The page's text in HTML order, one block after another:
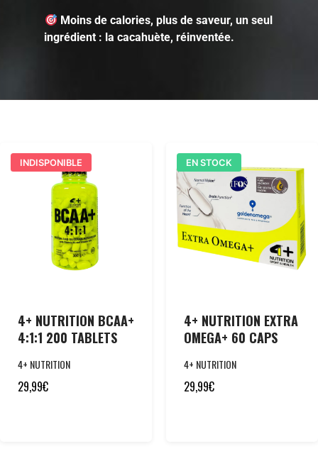
Moins de calories, plus de saveur, un seul
ingrédient : la cacahuète, réinventée.
INDISPONIBLE
4+ NUTRITION BCAA+
4:1:1 200 TABLETS
4+ NUTRITION
29,99€
EN STOCK
4+ NUTRITION EXTRA
OMEGA+ 60 CAPS
4+ NUTRITION
29,99€